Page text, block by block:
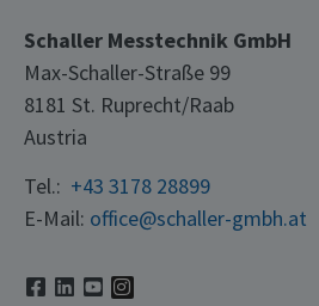
Schaller Messtechnik GmbH
Max-Schaller-Straße 99
8181 St. Ruprecht/Raab
Austria
Tel.: +43 3178 28899
E-Mail: office@schaller-gmbh.at